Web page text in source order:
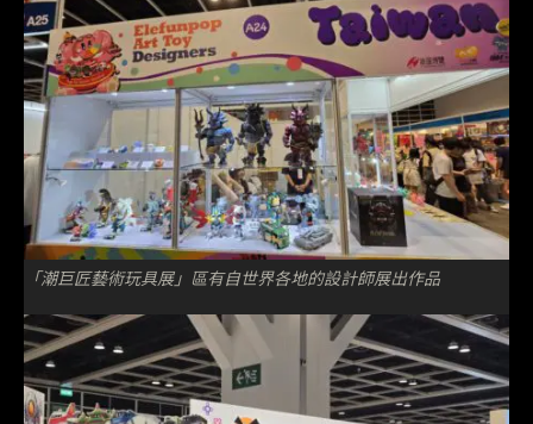
「潮巨匠藝術玩具展」區有自世界各地的設計師展出作品